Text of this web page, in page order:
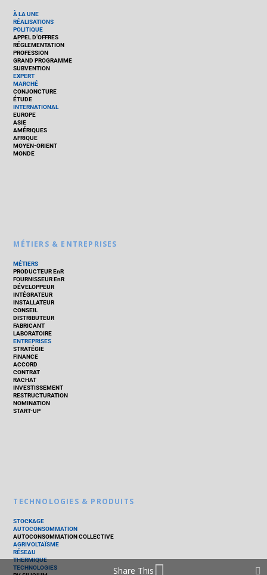
À LA UNE
RÉALISATIONS
POLITIQUE
APPEL D’OFFRES
RÉGLEMENTATION
PROFESSION
GRAND PROGRAMME
SUBVENTION
EXPERT
MARCHÉ
CONJONCTURE
ÉTUDE
INTERNATIONAL
EUROPE
ASIE
AMÉRIQUES
AFRIQUE
MOYEN-ORIENT
MONDE
MÉTIERS & ENTREPRISES
MÉTIERS
PRODUCTEUR EnR
FOURNISSEUR EnR
DÉVELOPPEUR
INTÉGRATEUR
INSTALLATEUR
CONSEIL
DISTRIBUTEUR
FABRICANT
LABORATOIRE
ENTREPRISES
STRATÉGIE
FINANCE
ACCORD
CONTRAT
RACHAT
INVESTISSEMENT
RESTRUCTURATION
NOMINATION
START-UP
TECHNOLOGIES & PRODUITS
STOCKAGE
AUTOCONSOMMATION
AUTOCONSOMMATION COLLECTIVE
AGRIVOLTAÏSME
RÉSEAU
THERMIQUE
TECHNOLOGIES
Share This